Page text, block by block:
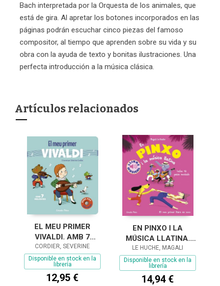
Bach interpretada por la Orquesta de los animales, que
está de gira. Al apretar los botones incorporados en las
páginas podrán escuchar cinco piezas del famoso
compositor, al tiempo que aprenden sobre su vida y su
obra con la ayuda de texto y bonitas ilustraciones. Una
perfecta introducción a la música clásica.
Artículos relacionados
EL MEU PRIMER
VIVALDI. AMB 7
MELODIES
CORDIER, SEVERINE
Disponible en stock en la
librería
12,95 €
EN PINXO I LA
MÚSICA LLATINA.
LLIBRE MUSICAL
LE HUCHE, MAGALI
Disponible en stock en la
librería
14,94 €